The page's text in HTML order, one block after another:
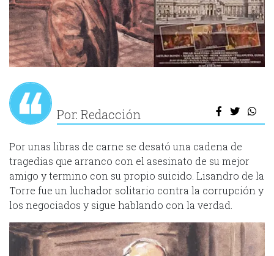
Por: Redacción
Por unas libras de carne se desató una cadena de
tragedias que arranco con el asesinato de su mejor
amigo y termino con su propio suicido. Lisandro de la
Torre fue un luchador solitario contra la corrupción y
los negociados y sigue hablando con la verdad.